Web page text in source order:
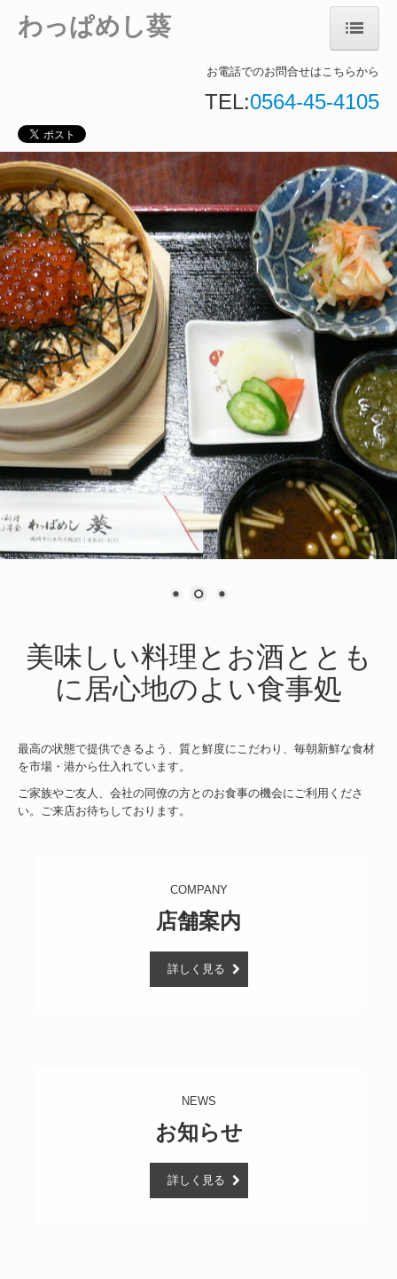
お知らせ
当店のおすすめ料理
店内のご案内
個人情報保護方針
当店の季節限定料理 春
当店の季節限定料理 夏
当店の季節限定料理 秋
当店の季節限定料理 冬
葵写真館
葵写真館 別館
わっぱめし葵
お電話でのお問合せはこちらから
TEL:0564-45-4105
美味しい料理とお酒ととも
に居心地のよい食事処
最高の状態で提供できるよう、質と鮮度にこだわり、毎朝新鮮な食材
を市場・港から仕入れています。
ご家族やご友人、会社の同僚の方とのお食事の機会にご利用くださ
い。ご来店お待ちしております。
COMPANY
店舗案内
詳しく見る
NEWS
お知らせ
詳しく見る